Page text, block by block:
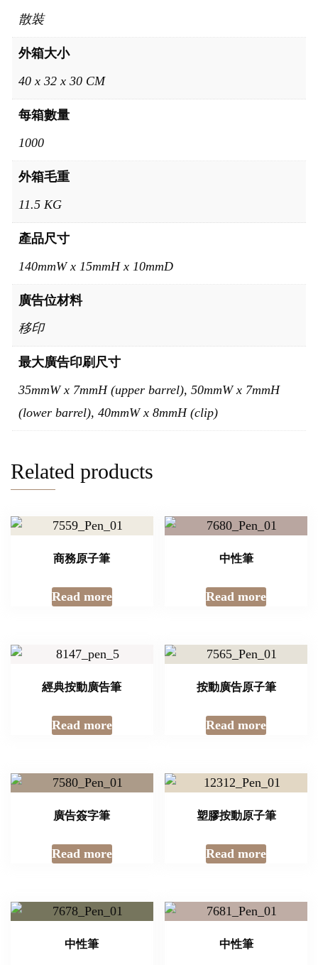
散裝
外箱大小
40 x 32 x 30 CM
每箱數量
1000
外箱毛重
11.5 KG
產品尺寸
140mmW x 15mmH x 10mmD
廣告位材料
移印
最大廣告印刷尺寸
35mmW x 7mmH (upper barrel), 50mmW x 7mmH
(lower barrel), 40mmW x 8mmH (clip)
Related products
商務原子筆
Read more
中性筆
Read more
經典按動廣告筆
Read more
按動廣告原子筆
Read more
廣告簽字筆
Read more
塑膠按動原子筆
Read more
中性筆 中性筆